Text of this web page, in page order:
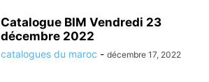
Catalogue BIM Vendredi 23
décembre 2022
catalogues du maroc - décembre 17, 2022